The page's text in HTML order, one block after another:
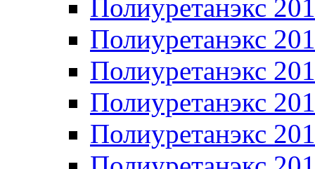
Полиуретанэкс
Полиуретанэкс
Полиуретанэкс
Полиуретанэкс
Полиуретанэкс